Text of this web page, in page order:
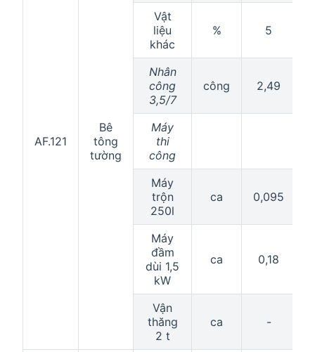
AF.121
Bê
tông
tường
Vật
liệu
khác
% 5
Nhân
công
3,5/7
công 2,49
Máy
thi
công
Máy
trộn
250l
ca 0,095
Máy
đầm
dùi 1,5
kW
ca 0,18
Vận
thăng
2 t
ca -